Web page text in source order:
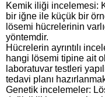
Kemik iliği incelemesi:
bir iğne ile küçük bir
lösemi hücrelerinin
yöntemdir.
Hücrelerin ayrıntılı
hangi lösemi tipine ait
laboratuvar testleri
tedavi planı
Genetik incelemeler: